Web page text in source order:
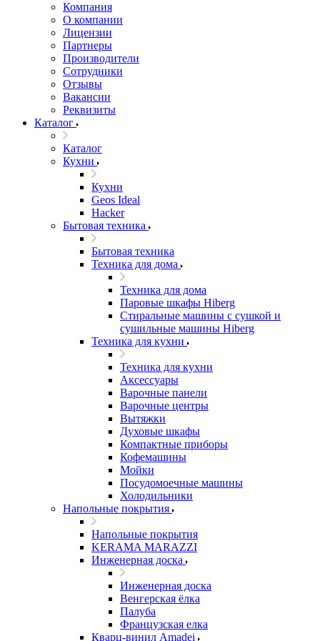
Компания
О компании
Лицензии
Партнеры
Производители
Сотрудники
Отзывы
Вакансии
Реквизиты
Каталог
Каталог
Кухни
Кухни
Geos Ideal
Hacker
Бытовая техника
Бытовая техника
Техника для дома
Техника для дома
Паровые шкафы Hiberg
Стиральные машины с сушкой и
сушильные машины Hiberg
Техника для кухни
Техника для кухни
Аксессуары
Варочные панели
Варочные центры
Вытяжки
Духовые шкафы
Компактные приборы
Кофемашины
Мойки
Посудомоечные машины
Холодильники
Напольные покрытия
Напольные покрытия
KERAMA MARAZZI
Инженерная доска
Инженерная доска
Венгерская ёлка
Палуба
Французская елка
Кварц-винил Amadei